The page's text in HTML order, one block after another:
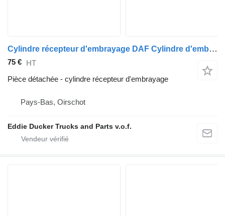
Cylindre récepteur d'embrayage DAF Cylindre d'embrayage YA 4442 pour camion
75 € HT
Pièce détachée - cylindre récepteur d'embrayage
Pays-Bas, Oirschot
Eddie Ducker Trucks and Parts v.o.f.